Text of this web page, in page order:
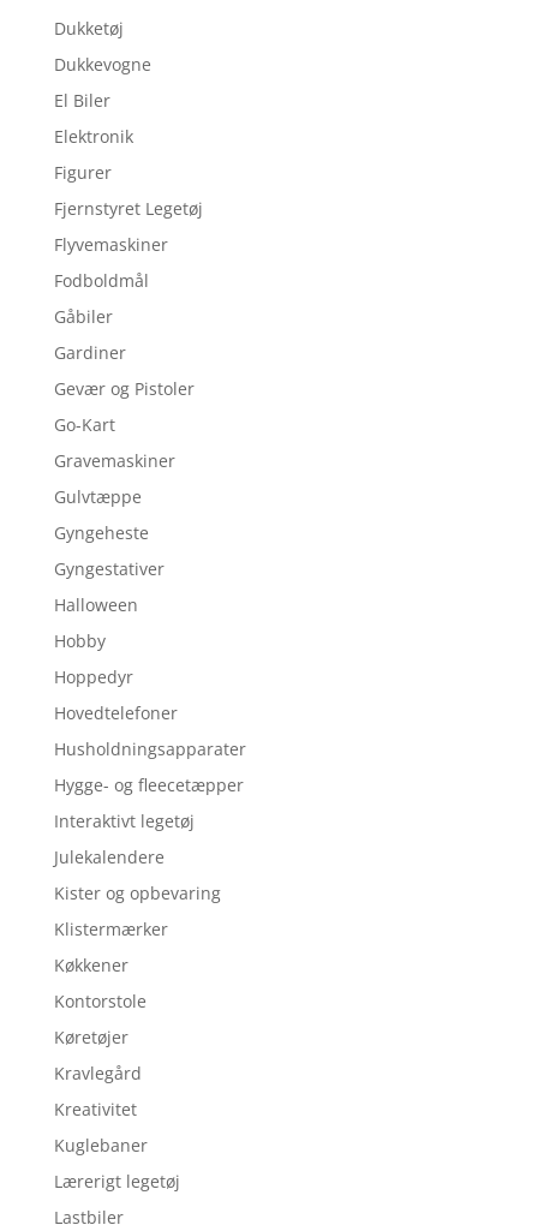
Dukketøj
Dukkevogne
El Biler
Elektronik
Figurer
Fjernstyret Legetøj
Flyvemaskiner
Fodboldmål
Gåbiler
Gardiner
Gevær og Pistoler
Go-Kart
Gravemaskiner
Gulvtæppe
Gyngeheste
Gyngestativer
Halloween
Hobby
Hoppedyr
Hovedtelefoner
Husholdningsapparater
Hygge- og fleecetæpper
Interaktivt legetøj
Julekalendere
Kister og opbevaring
Klistermærker
Køkkener
Kontorstole
Køretøjer
Kravlegård
Kreativitet
Kuglebaner
Lærerigt legetøj
Lastbiler